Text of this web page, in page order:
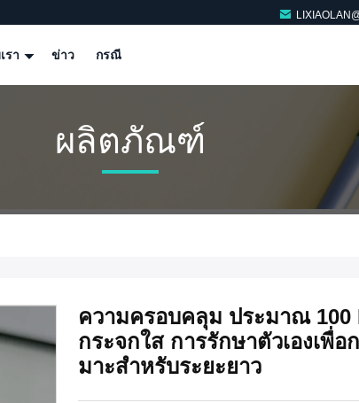
รา ข่าว กรณี
ผลิตภัณฑ์
ความครอบคลุม ประมาณ 100
กระจกใส การรักษาตัวเองเพื่
มาะสําหรับระยะยาว